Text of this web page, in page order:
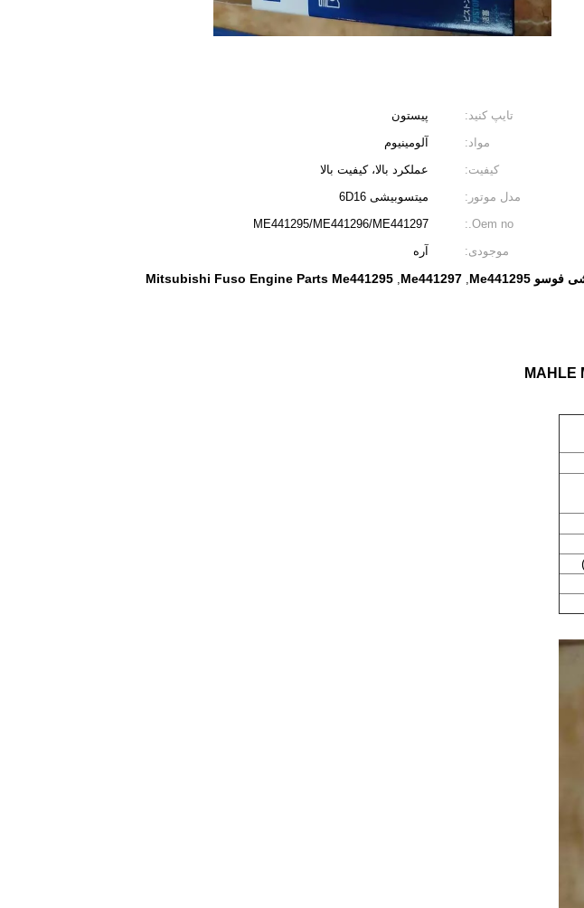
تایپ کنید:
پیستون
مواد:
آلومینیوم
کیفیت:
عملکرد بالا، کیفیت بالا
مدل موتور:
میتسوبیشی 6D16
Oem no.:
ME441295/ME441296/ME441297
موجودی:
آره
,
Me441297
,
Mitsubishi Fuso Engine Parts Me441295